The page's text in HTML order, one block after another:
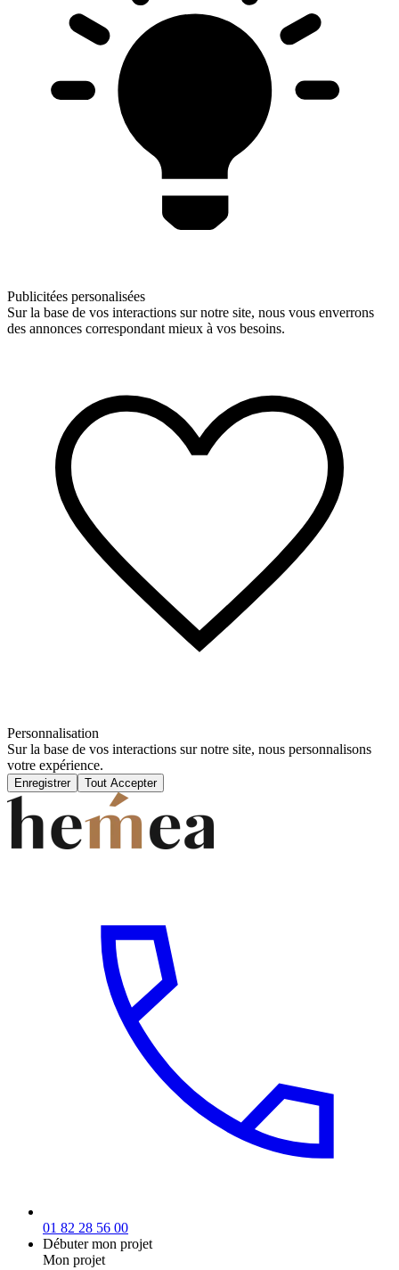
Publicitées personalisées
Sur la base de vos interactions sur notre site, nous vous enverrons
des annonces correspondant mieux à vos besoins.
Personnalisation
Sur la base de vos interactions sur notre site, nous personnalisons
votre expérience.
Enregistrer Tout Accepter
01 82 28 56 00
Débuter mon projet
Mon projet